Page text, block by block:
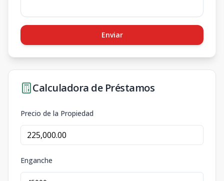
Enviar
Calculadora de Préstamos
Precio de la Propiedad
Enganche